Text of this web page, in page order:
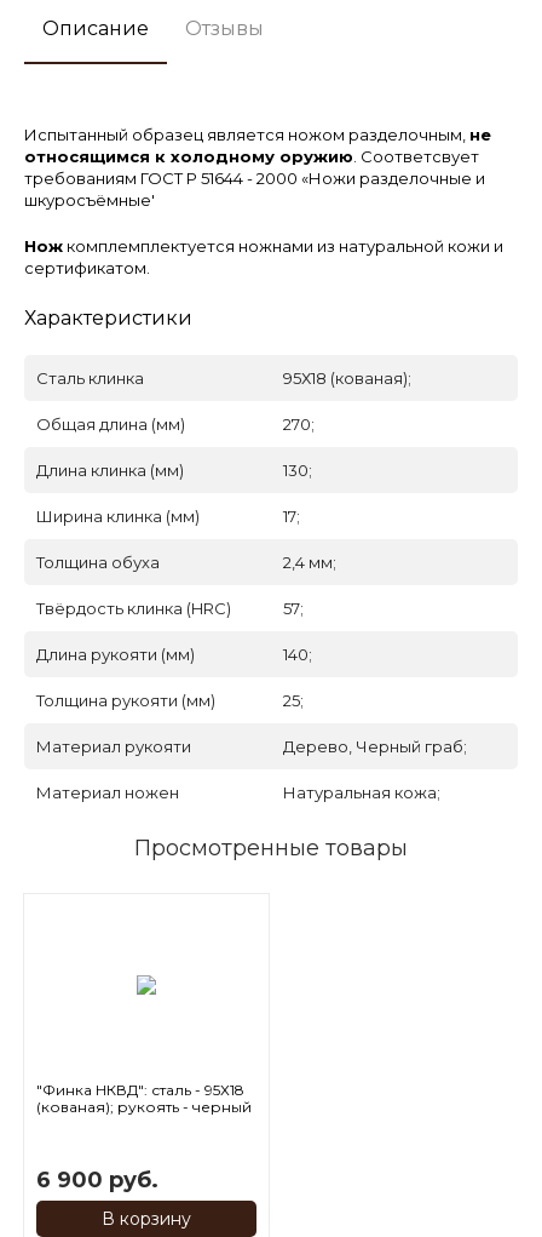
Описание Отзывы
Испытанный образец является ножом разделочным, не
относящимся к холодному оружию . Соответсвует
требованиям ГОСТ Р 51644 - 2000 «Ножи разделочные и
шкуросъёмные'
Нож комплемплектуется ножнами из натуральной кожи и
сертификатом.
Характеристики
Сталь клинка 95Х18 (кованая);
Общая длина (мм) 270;
Длина клинка (мм) 130;
Ширина клинка (мм) 17;
Толщина обуха 2,4 мм;
Твёрдость клинка (HRC) 57;
Длина рукояти (мм) 140;
Толщина рукояти (мм) 25;
Материал рукояти Дерево, Черный граб;
Материал ножен Натуральная кожа;
Просмотренные товары
"Финка НКВД": сталь - 95Х18
(кованая); рукоять - черный
6 900 руб.
В корзину